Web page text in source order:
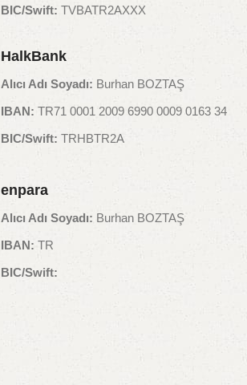
BIC/Swift: TVBATR2AXXX
HalkBank
Alıcı Adı Soyadı: Burhan BOZTAŞ
IBAN: TR71 0001 2009 6990 0009 0163 34
BIC/Swift: TRHBTR2A
enpara
Alıcı Adı Soyadı: Burhan BOZTAŞ
IBAN: TR
BIC/Swift: